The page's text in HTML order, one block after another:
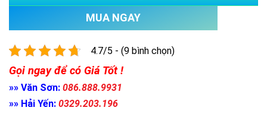
MUA NGAY
4.7/5 - (9 bình chọn)
Gọi ngay để có Giá Tốt !
»» Văn Sơn: 086.888.9931
»» Hải Yến: 0329.203.196